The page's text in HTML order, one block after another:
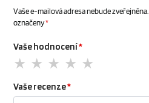
Vaše e-mailová adresa nebude zveřejněna.
označeny*
Vaše hodnocení*
Vaše recenze*